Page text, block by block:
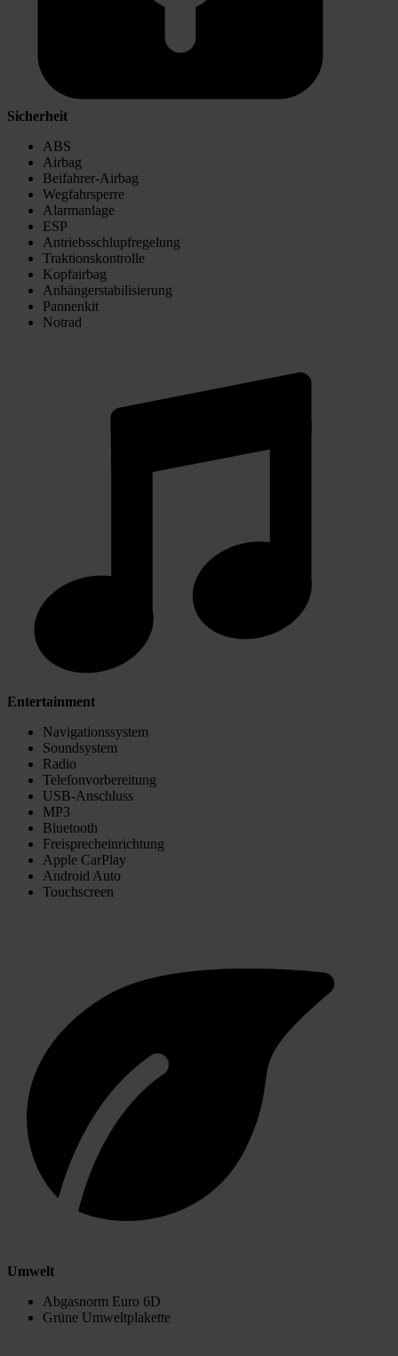
Sicherheit
ABS
Airbag
Beifahrer-Airbag
Wegfahrsperre
Alarmanlage
ESP
Antriebsschlupfregelung
Traktionskontrolle
Kopfairbag
Anhängerstabilisierung
Pannenkit
Notrad
Entertainment
Navigationssystem
Soundsystem
Radio
Telefonvorbereitung
USB-Anschluss
MP3
Bluetooth
Freisprecheinrichtung
Apple CarPlay
Android Auto
Touchscreen
Umwelt
Abgasnorm Euro 6D
Grüne Umweltplakette